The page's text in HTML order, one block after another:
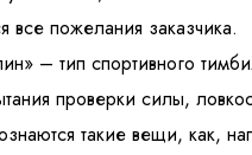
все пожелания заказчика.
– тип спортивного
проверки силы,
такие вещи, как,